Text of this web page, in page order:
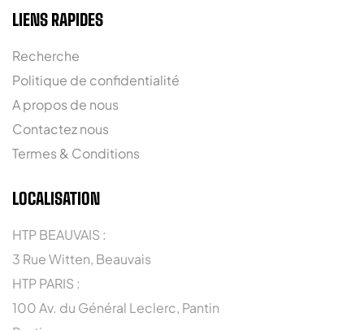
LIENS RAPIDES
Recherche
Politique de confidentialité
A propos de nous
Contactez nous
Termes & Conditions
LOCALISATION
HTP BEAUVAIS :
3 Rue Witten, Beauvais
HTP PARIS :
100 Av. du Général Leclerc, Pantin